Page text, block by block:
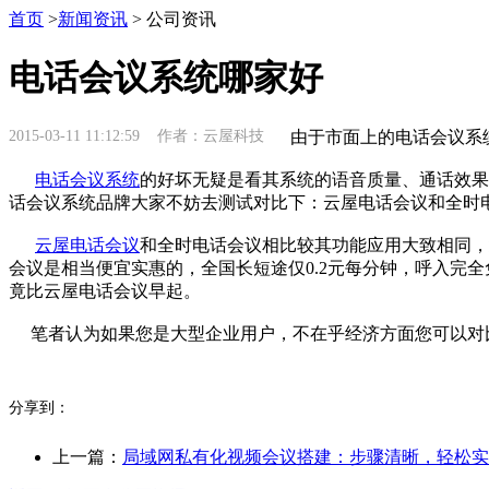
首页 >新闻资讯 > 公司资讯
电话会议系统哪家好
2015-03-11 11:12:59 作者：云屋科技 由于市面上的电话会议系
电话会议系统的好坏无疑是看其系统的语音质量、通话效
话会议系统品牌大家不妨去测试对比下：云屋电话会议和全时
云屋电话会议和全时电话会议相比较其功能应用大致相同
会议是相当便宜实惠的，全国长短途仅0.2元每分钟，呼入完
竟比云屋电话会议早起。
笔者认为如果您是大型企业用户，不在乎经济方面您可以对
分享到：
上一篇： 局域网私有化视频会议搭建：步骤清晰，轻松